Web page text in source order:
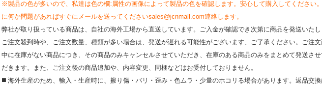
※製品の色が多いので、私達は色の欄:属性の画像によって製品の色を確認します。安心して購入してください
に何か問題があればすぐにメールを送ってくださいsales@jcnmall.com連絡します。
弊社が取り扱っている商品は、自社の海外工場から直送しています。ご入金が確認でき次第に商品を発送いた
ご注文殺到時や、ご注文数量、種類が多い場合は、発送が遅れる可能性がございます、ご了承ください。ご注
中に在庫がない商品につき、その商品のみキャンセルさせていただき、在庫のある商品のみをまとめて発送さ
だきます。また、ご注文後の商品追加や、内容変更、同梱などはお受付しておりません。
◼️ 海外⽣産のため、輸⼊・⽣産時に、擦り傷・バリ・歪み・色ムラ・少量のホコリる場合があります。返品交